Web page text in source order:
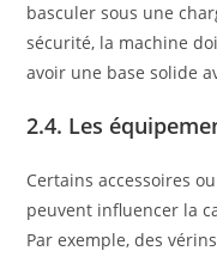
basculer sous une
sécurité, la machine
avoir une base solide
2.4. Les
Certains accessoires
peuvent influencer la
Par exemple, des